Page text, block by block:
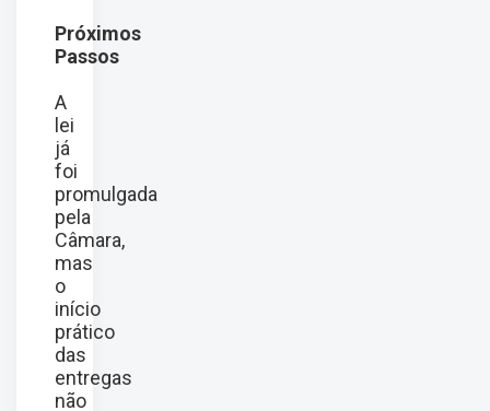
Próximos
Passos
A
lei
já
foi
promulgada
pela
Câmara,
mas
o
início
prático
das
entregas
não